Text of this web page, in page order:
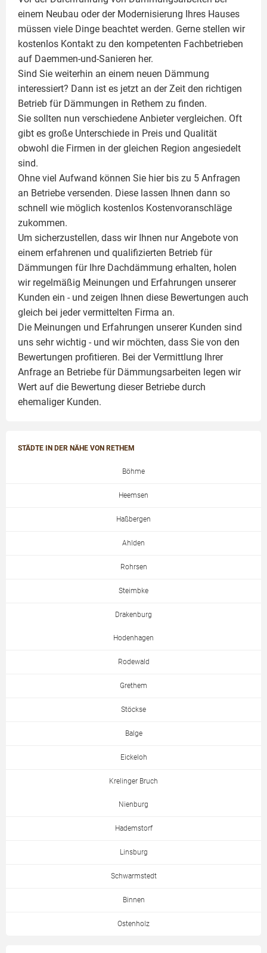
einem Neubau oder der Modernisierung Ihres Hauses
müssen viele Dinge beachtet werden. Gerne stellen wir
kostenlos Kontakt zu den kompetenten Fachbetrieben
auf Daemmen-und-Sanieren her.
Sind Sie weiterhin an einem neuen Dämmung
interessiert? Dann ist es jetzt an der Zeit den richtigen
Betrieb für Dämmungen in Rethem zu finden.
Sie sollten nun verschiedene Anbieter vergleichen. Oft
gibt es große Unterschiede in Preis und Qualität
obwohl die Firmen in der gleichen Region angesiedelt
sind.
Ohne viel Aufwand können Sie hier bis zu 5 Anfragen
an Betriebe versenden. Diese lassen Ihnen dann so
schnell wie möglich kostenlos Kostenvoranschläge
zukommen.
Um sicherzustellen, dass wir Ihnen nur Angebote von
einem erfahrenen und qualifizierten Betrieb für
Dämmungen für Ihre Dachdämmung erhalten, holen
wir regelmäßig Meinungen und Erfahrungen unserer
Kunden ein - und zeigen Ihnen diese Bewertungen auch
gleich bei jeder vermittelten Firma an.
Die Meinungen und Erfahrungen unserer Kunden sind
uns sehr wichtig - und wir möchten, dass Sie von den
Bewertungen profitieren. Bei der Vermittlung Ihrer
Anfrage an Betriebe für Dämmungsarbeiten legen wir
Wert auf die Bewertung dieser Betriebe durch
ehemaliger Kunden.
STÄDTE IN DER NÄHE VON RETHEM
Böhme
Heemsen
Haßbergen
Ahlden
Rohrsen
Steimbke
Drakenburg
Hodenhagen
Rodewald
Grethem
Stöckse
Balge
Eickeloh
Krelinger Bruch
Nienburg
Hademstorf
Linsburg
Schwarmstedt
Binnen
Ostenholz